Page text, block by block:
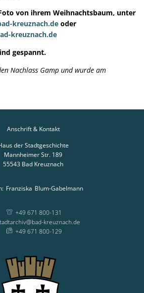
von ihrem Weihnachtsbaum, unter
kreuznach.de oder
kreuznach.de
gespannt.
Nachlass Gamp und wurde am
Anschrift & Kontakt
der Stadtgeschichte
Mannheimer Str. 189
55543 Bad Kreuznach
Franziska Blum-Gabelmann
+49 671 800-131
kreuznach.de
+49 671 800-129